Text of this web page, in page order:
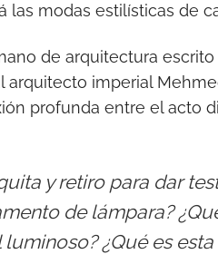
las modas estilísticas de
de arquitectura escrito
arquitecto imperial
profunda entre el acto
y retiro para dar
de lámpara?
¿Qué es